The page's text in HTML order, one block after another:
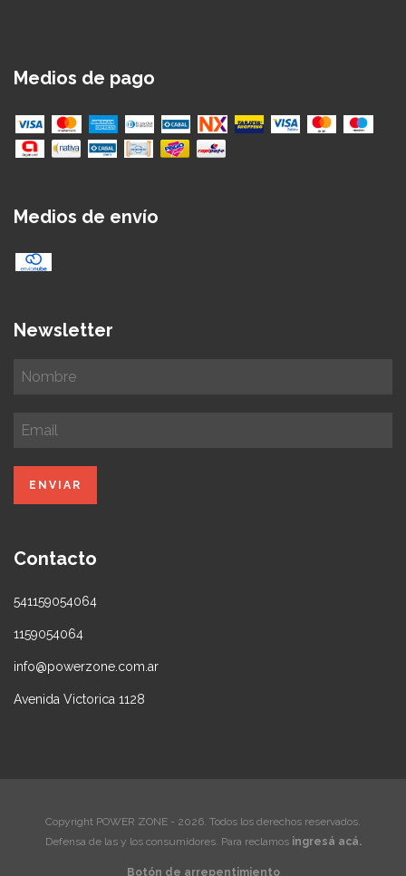
Medios de pago
Medios de envío
Newsletter
Contacto
541159054064
1159054064
info@powerzone.com.ar
Avenida Victorica 1128
Copyright POWER ZONE - 2026. Todos los derechos reservados.
Defensa de las y los consumidores. Para reclamos ingresá acá.
Botón de arrepentimiento